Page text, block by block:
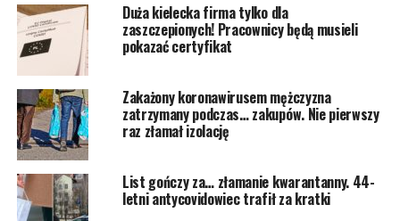
Duża kielecka firma tylko dla
zaszczepionych! Pracownicy będą musieli
pokazać certyfikat
Zakażony koronawirusem mężczyzna
zatrzymany podczas… zakupów. Nie pierwszy
raz złamał izolację
List gończy za… złamanie kwarantanny. 44-
letni antycovidowiec trafił za kratki